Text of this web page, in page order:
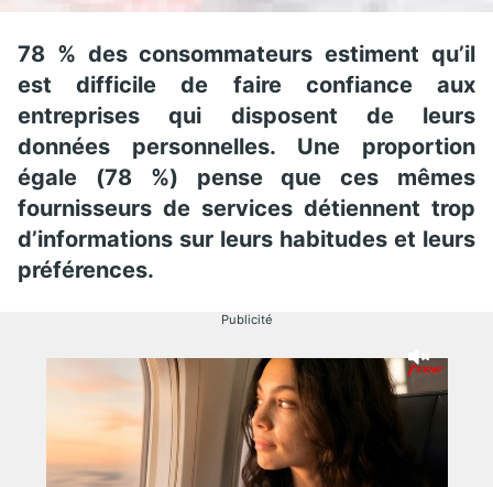
78 % des consommateurs estiment qu’il
est difficile de faire confiance aux
entreprises qui disposent de leurs
données personnelles. Une proportion
égale (78 %) pense que ces mêmes
fournisseurs de services détiennent trop
d’informations sur leurs habitudes et leurs
préférences.
Publicité